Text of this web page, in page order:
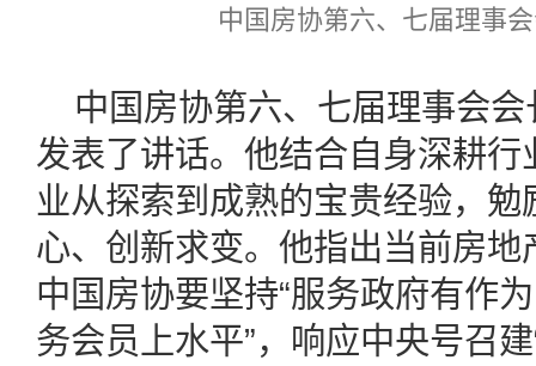
中国房协第六、七届理事
中国房协第六、七届理事会
发表了讲话。他结合自身深耕
业从探索到成熟的宝贵经验，
心、创新求变。他指出当前房
中国房协要坚持“服务政府有作
务会员上水平”，响应中央号召